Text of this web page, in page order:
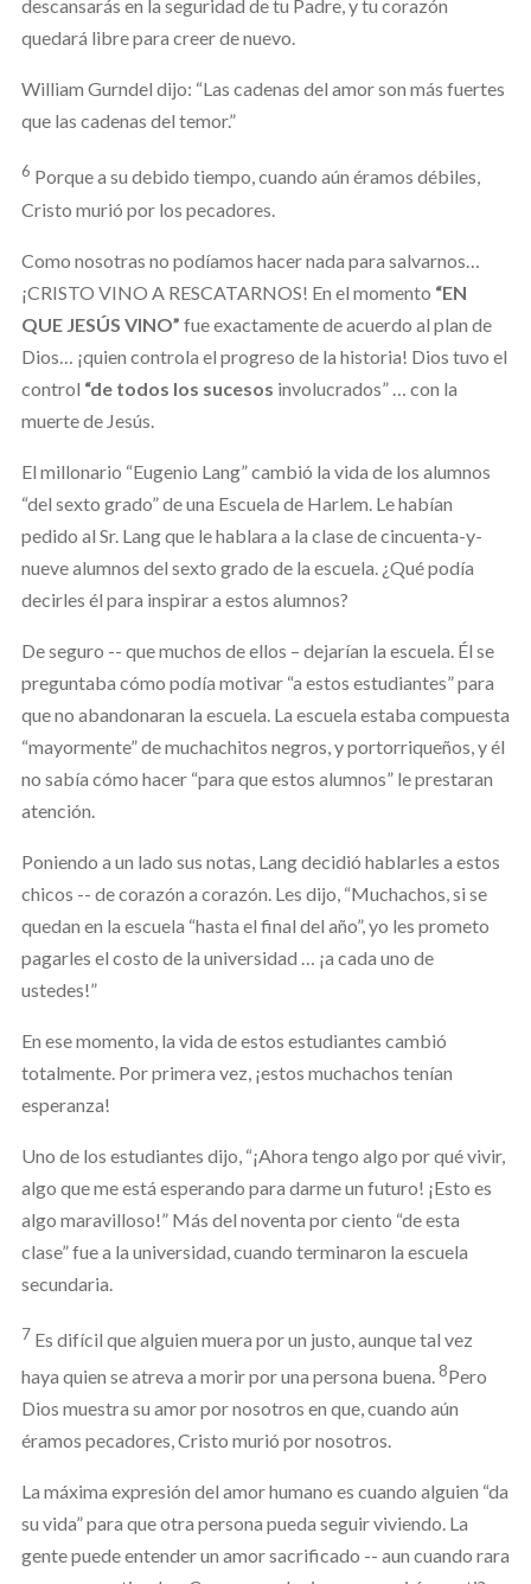
descansarás en la seguridad de tu Padre, y tu corazón
quedará libre para creer de nuevo.
William Gurndel dijo: “Las cadenas del amor son más fuertes
que las cadenas del temor.”
6 Porque a su debido tiempo, cuando aún éramos débiles,
Cristo murió por los pecadores.
Como nosotras no podíamos hacer nada para salvarnos…
¡CRISTO VINO A RESCATARNOS! En el momento “EN
QUE JESÚS VINO” fue exactamente de acuerdo al plan de
Dios… ¡quien controla el progreso de la historia! Dios tuvo el
control “de todos los sucesos involucrados” … con la
muerte de Jesús.
El millonario “Eugenio Lang” cambió la vida de los alumnos
“del sexto grado” de una Escuela de Harlem. Le habían
pedido al Sr. Lang que le hablara a la clase de cincuenta-y-
nueve alumnos del sexto grado de la escuela. ¿Qué podía
decirles él para inspirar a estos alumnos?
De seguro -- que muchos de ellos – dejarían la escuela. Él se
preguntaba cómo podía motivar “a estos estudiantes” para
que no abandonaran la escuela. La escuela estaba compuesta
“mayormente” de muchachitos negros, y portorriqueños, y él
no sabía cómo hacer “para que estos alumnos” le prestaran
atención.
Poniendo a un lado sus notas, Lang decidió hablarles a estos
chicos -- de corazón a corazón. Les dijo, “Muchachos, si se
quedan en la escuela “hasta el final del año”, yo les prometo
pagarles el costo de la universidad … ¡a cada uno de
ustedes!”
En ese momento, la vida de estos estudiantes cambió
totalmente. Por primera vez, ¡estos muchachos tenían
esperanza!
Uno de los estudiantes dijo, “¡Ahora tengo algo por qué vivir,
algo que me está esperando para darme un futuro! ¡Esto es
algo maravilloso!” Más del noventa por ciento “de esta
clase” fue a la universidad, cuando terminaron la escuela
secundaria.
7 Es difícil que alguien muera por un justo, aunque tal vez
haya quien se atreva a morir por una persona buena. 8Pero
Dios muestra su amor por nosotros en que, cuando aún
éramos pecadores, Cristo murió por nosotros.
La máxima expresión del amor humano es cuando alguien “da
su vida” para que otra persona pueda seguir viviendo. La
gente puede entender un amor sacrificado -- aun cuando rara